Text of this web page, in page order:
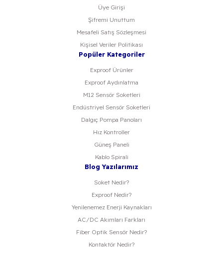
Üye Girişi
Şifremi Unuttum
Mesafeli Satış Sözleşmesi
Kişisel Veriler Politikası
Popüler Kategoriler
Exproof Ürünler
Exproof Aydınlatma
M12 Sensör Soketleri
Endüstriyel Sensör Soketleri
Dalgıç Pompa Panoları
Hız Kontroller
Güneş Paneli
Kablo Spirali
Blog Yazılarımız
Soket Nedir?
Exproof Nedir?
Yenilenemez Enerji Kaynakları
AC/DC Akımları Farkları
Fiber Optik Sensör Nedir?
Kontaktör Nedir?